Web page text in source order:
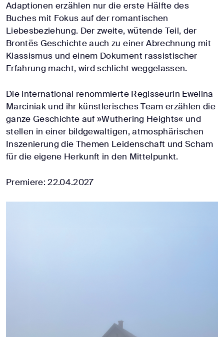
Adaptionen erzählen nur die erste Hälfte des
Buches mit Fokus auf der romantischen
Liebesbeziehung. Der zweite, wütende Teil, der
Brontës Geschichte auch zu einer Abrechnung mit
Klassismus und einem Dokument rassistischer
Erfahrung macht, wird schlicht weggelassen.
Die international renommierte Regisseurin Ewelina
Marciniak und ihr künstlerisches Team erzählen die
ganze Geschichte auf »Wuthering Heights« und
stellen in einer bildgewaltigen, atmosphärischen
Inszenierung die Themen Leidenschaft und Scham
für die eigene Herkunft in den Mittelpunkt.
Premiere: 22.04.2027